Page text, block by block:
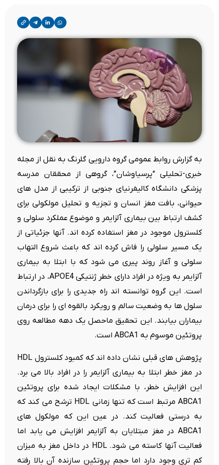
به گزارش روابط عمومی گروه دارویی گلرنگ به نقل از مجله
خبری-تحلیلی “پرسیاوشان”، گروهی از محققان مدرسه
پزشکی دانشگاه کالیفرنیای جنوبی از ترکیبی از مدل های
حیوانی، بافت مغز انسان و تجزیه و تحلیل مولکولی برای
کشف ارتباط بین بیماری آلزایمر و موضوع عملکرد سلولی و
کلسترول موجود در مغز استفاده کرده اند. آنها جزئیاتی از
یک مسیر سلولی را فاش کرده اند که باعث شروع التهاب
سلولی و آغاز روند پیری می شود که با ابتلا به بیماری
آلزایمر به ویژه در افراد دارای خطر ژنتیکی APOE4، در ارتباط
است. این گروه توانسته اند راه جدیدی را برای بازگرداندن
سلول ها به وضعیت سالم و رویکرد بالقوه ای را برای درمان
بیماران بیابند. این تحقیق ماحصل یک دهه مطالعه روی
پروتئین موسوم به ABCA1 است.
پژوهش های قبلی نشان داده اند که کمبود کلسترول HDL
در مغز خطر ابتلا به بیماری آلزایمر را در افراد بالا می برد.
این افزایش خطر، با مشکلات ایجاد شده برای پروتئین
ABCA1 مرتبط است که تنها زمانی HDL ترشح می کند که
به درستی فعالیت کند. در عین این که مولکول های
ABCA1 در مغز مبتلایان به آلزایمر افزایش می یابد اما
فعالیت آنها کاسته می شود. HDL در داخل مغز به میزان
کم تری وجود دارد اما حجم پروتئین سازنده آن بالا رفته